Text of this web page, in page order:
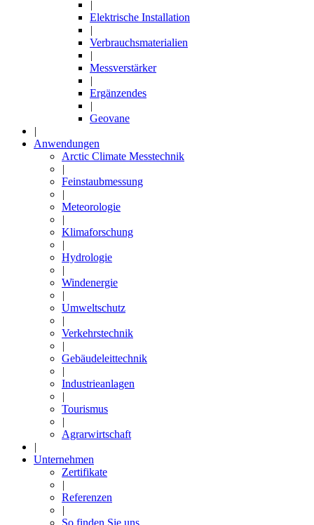
|
Elektrische Installation
|
Verbrauchsmaterialien
|
Messverstärker
|
Ergänzendes
|
Geovane
|
Anwendungen
Arctic Climate Messtechnik
|
Feinstaubmessung
|
Meteorologie
|
Klimaforschung
|
Hydrologie
|
Windenergie
|
Umweltschutz
|
Verkehrstechnik
|
Gebäudeleittechnik
|
Industrieanlagen
|
Tourismus
|
Agrarwirtschaft
|
Unternehmen
Zertifikate
|
Referenzen
|
So finden Sie uns